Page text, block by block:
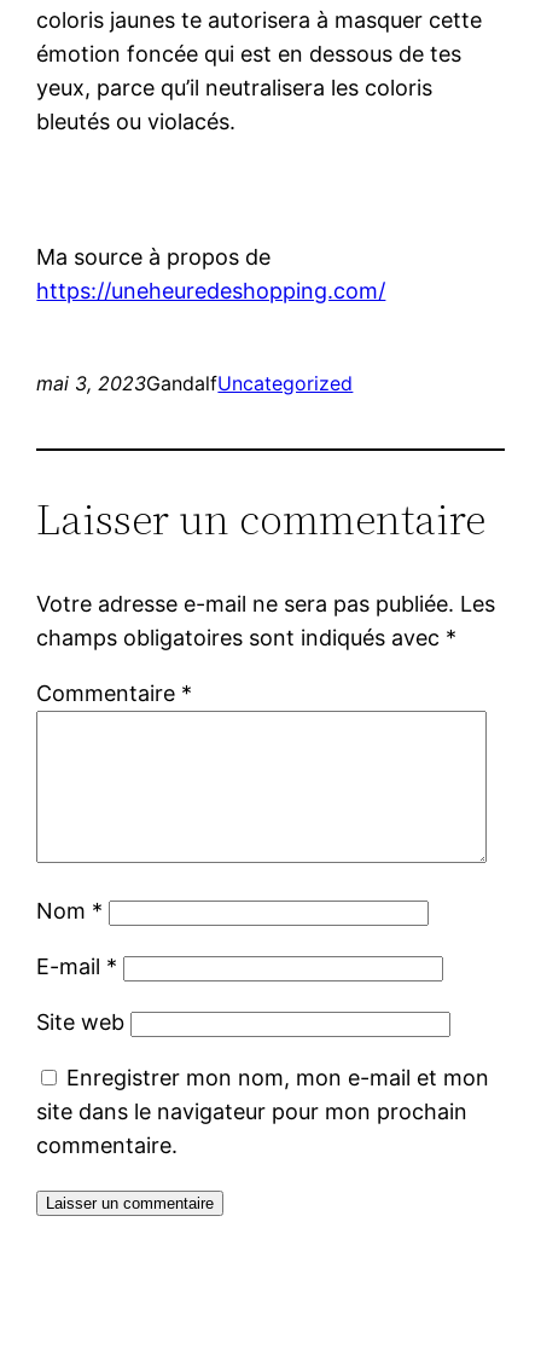
coloris jaunes te autorisera à masquer cette
émotion foncée qui est en dessous de tes
yeux, parce qu’il neutralisera les coloris
bleutés ou violacés.
Ma source à propos de
https://uneheuredeshopping.com/
mai 3, 2023GandalfUncategorized
Laisser un commentaire
Votre adresse e-mail ne sera pas publiée. Les
champs obligatoires sont indiqués avec *
Commentaire *
Nom *
E-mail *
Site web
Enregistrer mon nom, mon e-mail et mon
site dans le navigateur pour mon prochain
commentaire.